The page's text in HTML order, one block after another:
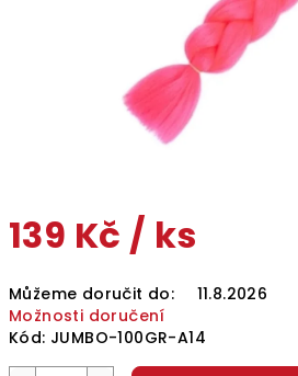
139 Kč / ks
cena:
Můžeme doručit do:
11.8.2026
Možnosti doručení
Kód: JUMBO-100GR-A14